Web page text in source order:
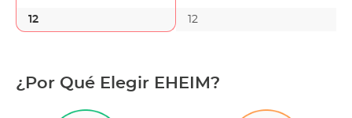
12 12
¿Por Qué Elegir EHEIM?